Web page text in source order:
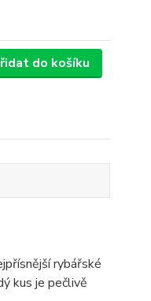
do košíku
rybářské
kus je pečlivě